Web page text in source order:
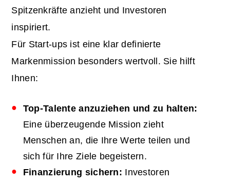
Spitzenkräfte anzieht und Investoren
inspiriert.
Für Start-ups ist eine klar definierte
Markenmission besonders wertvoll. Sie hilft
Ihnen:
Top-Talente anzuziehen und zu halten:
Eine überzeugende Mission zieht
Menschen an, die Ihre Werte teilen und
sich für Ihre Ziele begeistern.
Finanzierung sichern: Investoren